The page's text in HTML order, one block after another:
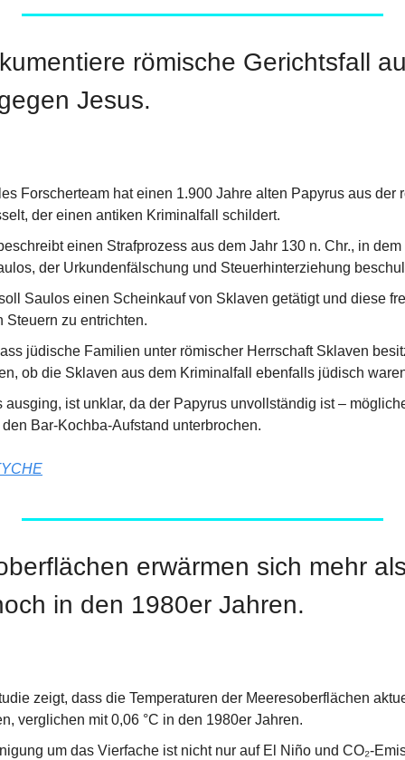
römische Gerichtsfall
Jesus.
Forscherteam hat einen 1.900 Jahre alten Papyrus aus der
der einen antiken Kriminalfall schildert.
einen Strafprozess aus dem Jahr 130 n. Chr., in
der Urkundenfälschung und Steuerhinterziehung
Saulos einen Scheinkauf von Sklaven getätigt und diese
Steuern zu entrichten.
jüdische Familien unter römischer Herrschaft Sklaven
ob die Sklaven aus dem Kriminalfall ebenfalls jüdisch
ausging, ist unklar, da der Papyrus unvollständig ist –
Bar-Kochba-Aufstand unterbrochen.
erwärmen sich mehr
in den 1980er Jahren.
zeigt, dass die Temperaturen der Meeresoberflächen
verglichen mit 0,06 °C in den 1980er Jahren.
um das Vierfache ist nicht nur auf El Niño und CO₂-